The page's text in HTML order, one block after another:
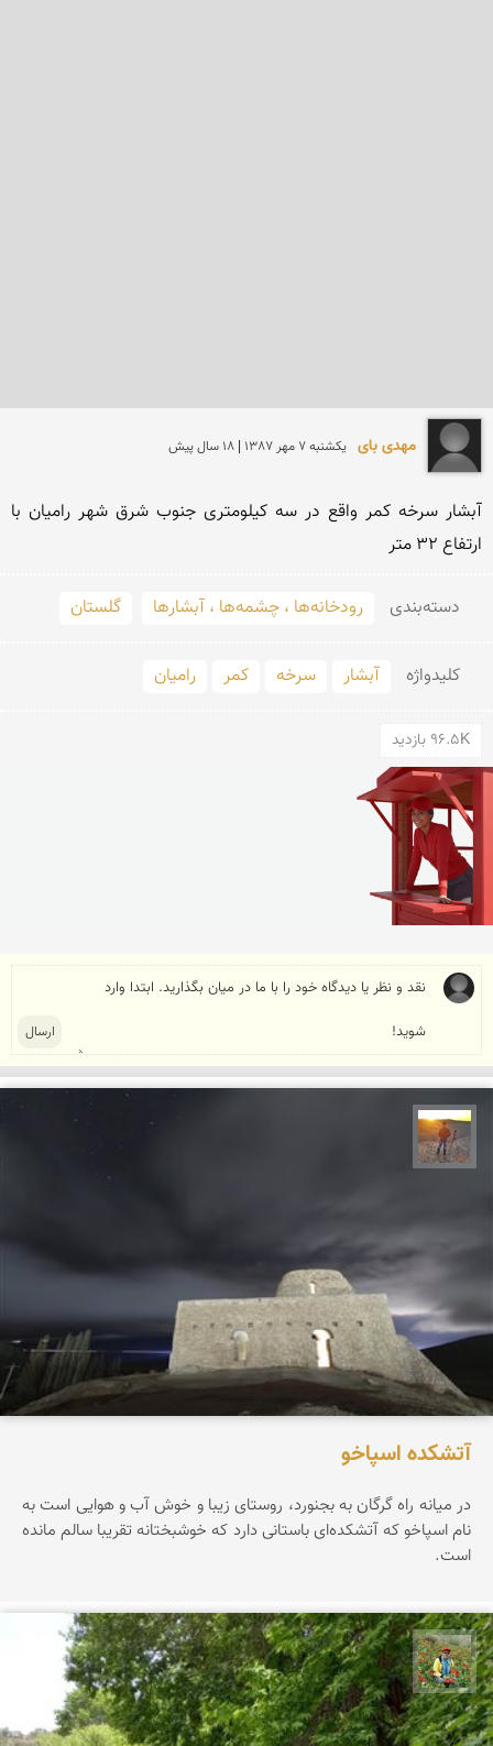
مهدی بای يكشنبه 7 مهر 1387 | 18 سال پیش
ارتفاع 32 متر
دسته‌بندی رودخانه‌ها ، چشمه‌ها ، آبشارها گلستان
کلید‌واژه آبشار سرخه کمر رامیان
96.5K بازدید
آتشکده اسپاخو
در میانه راه گرگان به بجنورد، روستای زیبا و خوش آب و هوایی است به
نام اسپاخو که آتشکده‌ای باستانی دارد که خوشبختانه تقریبا سالم مانده
است.
اسفندیار خدایی